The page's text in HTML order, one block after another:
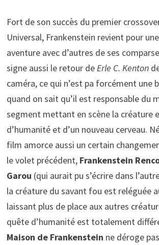
Fort de son succès du premier
Universal, Frankenstein revient pour
aventure avec d’autres de ses
signe aussi le retour deErle C. Kenton
caméra, ce qui n’est pa forcément une
quand on sait qu’il est responsable du
segment mettant en scène la créature
d’humanité et d’un nouveau cerveau.
film amorce aussi un certain
le volet précédent, Frankenstein
Garou (qui aurait pu s’écrire dans
la créature du savant fou est reléguée
laissant plus de place aux autres
quête d’humanité est totalement
Maison de Frankenstein ne déroge